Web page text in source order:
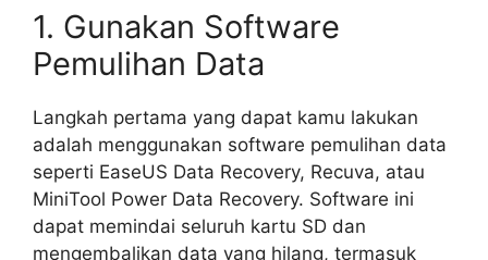
1. Gunakan Software
Pemulihan Data
Langkah pertama yang dapat kamu lakukan
adalah menggunakan software pemulihan data
seperti EaseUS Data Recovery, Recuva, atau
MiniTool Power Data Recovery. Software ini
dapat memindai seluruh kartu SD dan
mengembalikan data yang hilang, termasuk